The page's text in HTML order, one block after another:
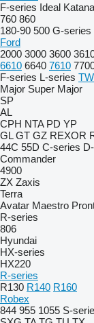
F-series Ideal Katana
760 860
180-90 500 G-series
Ford
2000 3000 3600
6610 6640 7610
F-series L-series TW
Major Super Major
SP
AL
CPH NTA PD YP
GL GT GZ REXOR
44C 55D C-series
Commander
4900
ZX Zaxis
Terra
Avatar Maestro
R-series
806
Hyundai
HX-series
HX220
R-series
R130 R140 R160
Robex
844 955 1055 S-